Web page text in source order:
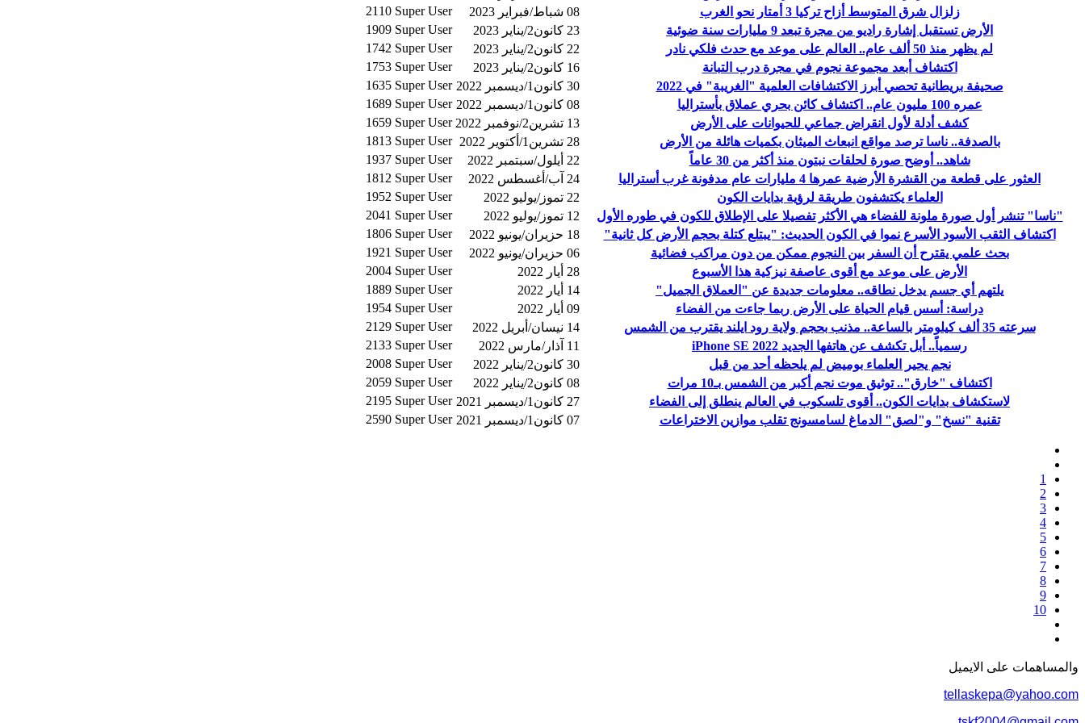
زلزال شرق المتوسط أزاح تركيا 3 أمتار نحو الغرب 08 شباط/فبراير 2023 Super User
2110
الأرض تستقبل إشارة راديو من مجرة تبعد 9 مليارات سنة ضوئية
23 كانون2/يناير 2023 Super User
1909
لم يظهر منذ 50 ألف عام.. العالم على موعد مع حدث فلكي نادر
22 كانون2/يناير 2023 Super User
1742
اكتشاف أبعد مجموعة نجوم في مجرة درب التبانة
16 كانون2/يناير 2023 Super User
1753
صحيفة بريطانية تحصي أبرز الاكتشافات العلمية "الغريبة" في 2022
30 كانون1/ديسمبر 2022 Super User
1635
عمره 100 مليون عام.. اكتشاف كائن بحري عملاق بأستراليا
08 كانون1/ديسمبر 2022 Super User
1689
كشف أدلة لأول انقراض جماعي للحيوانات على الأرض
13 تشرين2/نوفمبر 2022 Super User
1659
بالصدفة.. ناسا ترصد مواقع انبعاث الميثان بكميات هائلة من الأرض
28 تشرين1/أكتوير 2022 Super User
1813
شاهد.. أوضح صورة لحلقات نبتون منذ أكثر من 30 عاماً
22 أيلول/سبتمبر 2022 Super User
1937
العثور على قطعة من القشرة الأرضية عمرها 4 مليارات عام مدفونة غرب أستراليا
24 آب/أغسطس 2022 Super User
1812
العلماء يكتشفون طريقة لرؤية بدايات الكون
22 تموز/يوليو 2022 Super User
1952
"ناسا" تنشر أول صورة ملونة للفضاء هي الأكثر تفصيلا على الإطلاق للكون في طوره الأول
12 تموز/يوليو 2022 Super User
2041
اكتشاف الثقب الأسود الأسرع نموا في الكون الحديث: "يبتلع كتلة بحجم الأرض كل ثانية"
18 حزيران/يونيو 2022 Super User
1806
بحث علمي يقترح أن السفر بين النجوم ممكن من دون مراكب فضائية
06 حزيران/يونيو 2022 Super User
1921
الأرض على موعد مع أقوى عاصفة نيزكية هذا الأسبوع
28 أيار 2022 Super User
2004
يلتهم أي جسم يدخل نطاقه.. معلومات جديدة عن "العملاق الجميل"
14 أيار 2022 Super User
1889
دراسة: أسس قيام الحياة على الأرض ربما جاءت من الفضاء
09 أيار 2022 Super User
1954
سرعته 35 ألف كيلومتر بالساعة.. مذنب بحجم ولاية رود ايلند يقترب من الشمس
14 نيسان/أبريل 2022 Super User
2129
رسمياً.. أبل تكشف عن هاتفها الجديد iPhone SE 2022
11 آذار/مارس 2022 Super User
2133
نجم يحير العلماء بوميض لم يلحظه أحد من قبل
30 كانون2/يناير 2022 Super User
2008
اكتشاف "خارق".. توثيق موت نجم أكبر من الشمس بـ10 مرات
08 كانون2/يناير 2022 Super User
2059
لاستكشاف بدايات الكون.. أقوى تلسكوب في العالم ينطلق إلى الفضاء
27 كانون1/ديسمبر 2021 Super User
2195
تقنية "نسخ" و"لصق" الدماغ لسامسونج تقلب موازين الاختراعات
07 كانون1/ديسمبر 2021 Super User
2590
1
2
3
4
5
6
7
8
9
10
والمساهمات علی الایمیل
tellaskepa@yahoo.com